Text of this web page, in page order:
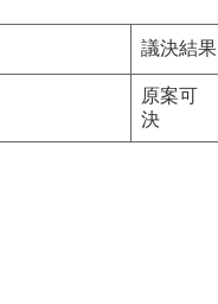
議決結果
原案可
決